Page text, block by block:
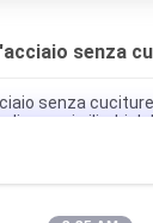
senza
senza
i cilindri
pressione GB/T
a gas del ODM